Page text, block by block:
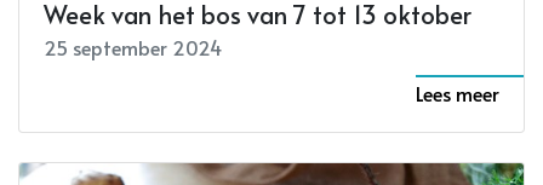
Week van het bos van 7 tot 13 oktober
25 september 2024
Lees meer